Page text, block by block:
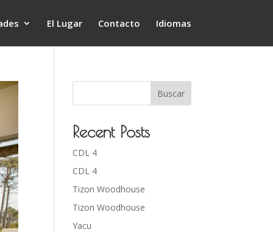
El Lugar Contacto Idiomas
Buscar
Recent Posts
CDL 4
CDL 4
Tizon Woodhouse
Tizon Woodhouse
Yacu